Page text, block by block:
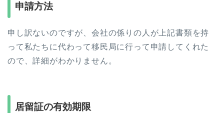
申請方法
申し訳ないのですが、会社の係りの人が上記書類を持
って私たちに代わって移民局に行って申請してくれた
ので、詳細がわかりません。
居留証の有効期限